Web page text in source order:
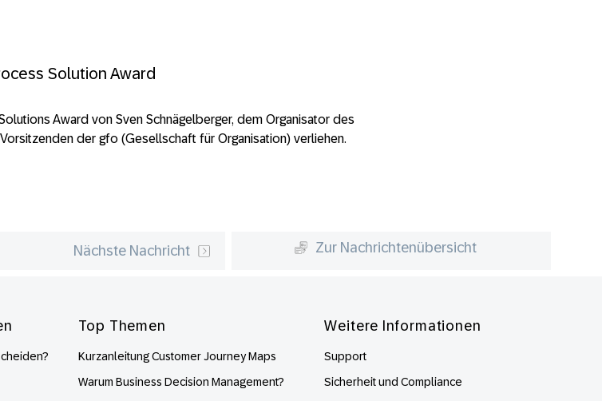
Solution Award
Award von Sven Schnägelberger, dem Organisator des
der gfo (Gesellschaft für Organisation) verliehen.
Nächste Nachricht Zur Nachrichtenübersicht
Top Themen
Kurzanleitung Customer Journey Maps
Warum Business Decision Management?
Weitere Informationen
Support
Sicherheit und Compliance